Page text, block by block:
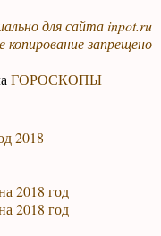
для сайтаinpot.ru
копирование запрещено
ГОРОСКОПЫ
2018
2018 год
2018 год